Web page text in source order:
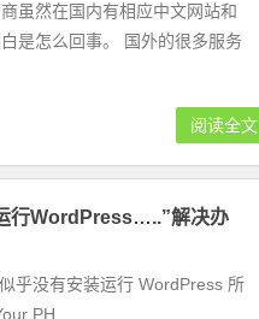
虽然在国内有相应中文网站和
是怎么回事。 国外的很多服务
阅读全文
行WordPress…..”解决办
乎没有安装运行 WordPress 所
PH...